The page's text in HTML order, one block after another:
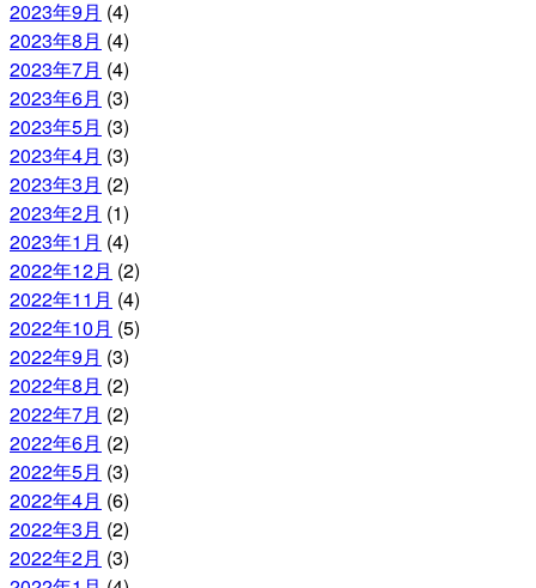
2023年9月 (4)
2023年8月 (4)
2023年7月 (4)
2023年6月 (3)
2023年5月 (3)
2023年4月 (3)
2023年3月 (2)
2023年2月 (1)
2023年1月 (4)
2022年12月 (2)
2022年11月 (4)
2022年10月 (5)
2022年9月 (3)
2022年8月 (2)
2022年7月 (2)
2022年6月 (2)
2022年5月 (3)
2022年4月 (6)
2022年3月 (2)
2022年2月 (3)